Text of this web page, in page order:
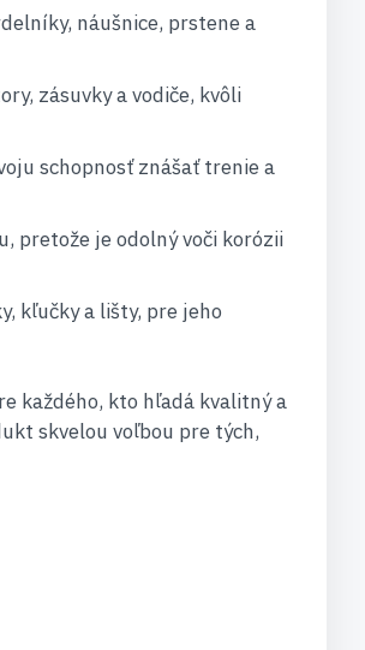
náušnice, prstene a
zásuvky a vodiče, kvôli
schopnosť znášať trenie a
pretože je odolný voči korózii
kľučky a lišty, pre jeho
každého, kto hľadá kvalitný a
skvelou voľbou pre tých,